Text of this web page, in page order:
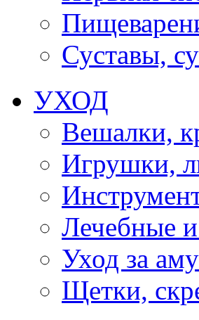
Суставы,
УХОД
Вешалки,
Игрушки,
Лечебные
Уход за
Щетки,